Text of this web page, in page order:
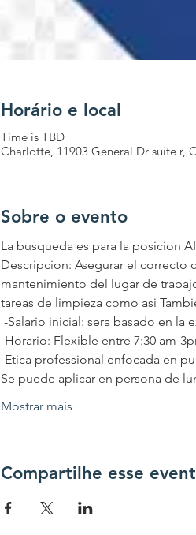
Horário e local
Time is TBD
Charlotte, 11903 General Dr suite r,
Sobre o evento
La busqueda es para la posicion
Descripcion: Asegurar el correcto
mantenimiento del lugar de
tareas de limpieza como asi
-Salario inicial: sera basado en la
-Horario: Flexible entre 7:30 am-
-Etica professional enfocada en
Se puede aplicar en persona de
Mostrar mais
Compartilhe esse